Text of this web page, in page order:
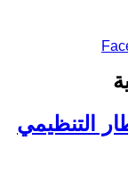
التنظيمي